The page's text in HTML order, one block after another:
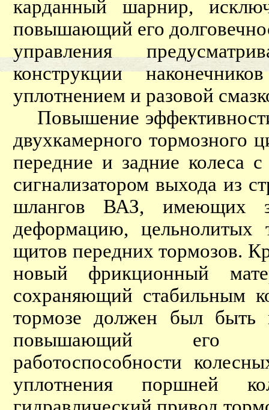
карданный шарнир,
повышающий его
управления
конструкции
уплотнением и разовой
Повышение эффективности
двухкамерного тормозного
передние и задние колеса
сигнализатором выхода из
шлангов ВАЗ, имеющих
деформацию, цельнолитых
щитов передних тормозов.
новый фрикционный
сохраняющий стабильным
тормозе должен был
повышающий его
работоспособности
уплотнения поршней